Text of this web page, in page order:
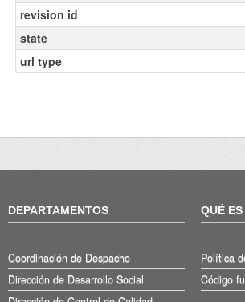
revision id
state
url type
DEPARTAMENTOS
Coordinación de Despacho
Dirección de Desarrollo Social
QUÉ
Política
Código